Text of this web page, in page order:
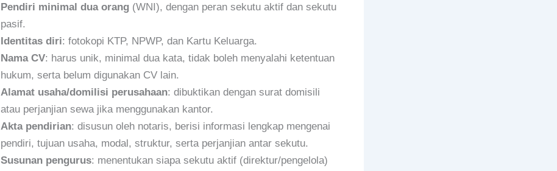
Pendiri minimal dua orang(WNI), dengan peran sekutu aktif dan sekutu
pasif.
Identitas diri: fotokopi KTP, NPWP, dan Kartu Keluarga.
Nama CV: harus unik, minimal dua kata, tidak boleh menyalahi ketentuan
hukum, serta belum digunakan CV lain.
Alamat usaha/domilisi perusahaan: dibuktikan dengan surat domisili
atau perjanjian sewa jika menggunakan kantor.
Akta pendirian: disusun oleh notaris, berisi informasi lengkap mengenai
pendiri, tujuan usaha, modal, struktur, serta perjanjian antar sekutu.
Susunan pengurus: menentukan siapa sekutu aktif (direktur/pengelola)